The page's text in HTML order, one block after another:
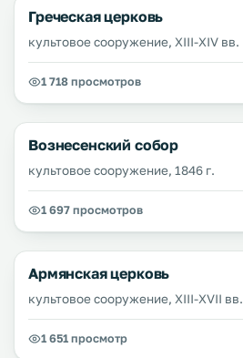
Греческая церковь
культовое сооружение, XIII-XIV вв.
1 718 просмотров
Вознесенский собор
культовое сооружение, 1846 г.
1 697 просмотров
Армянская церковь
культовое сооружение, XIII-XVII вв.
1 651 просмотр